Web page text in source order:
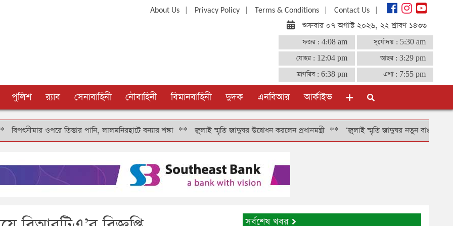
About Us| Privacy Policy| Terms & Conditions| Contact Us|
শুক্রবার ০৭ অগাস্ট ২০২৬, ২২ শ্রাবণ ১৪৩৩
ফজর : 4:08 am সূর্যোদয় : 5:30 am
যোহর : 12:04 pm আছর : 3:29 pm
মাগরিব : 6:38 pm এশা : 7:55 pm
পুলিশ র‍্যাব সেনাবাহিনী নৌবাহিনী বিমানবাহিনী দুদক এনবিআর আর্কাইভ
ওপরে তিস্তার পানি, লালমনিরহাটে বন্যার শঙ্কা**জুলাই স্মৃতি জাদুঘর উদ্বোধন করলেন প্রধানমন্ত্রী**‘জুলাই স্মৃতি জাদুঘর নতুন বাংলাদেশ গঠনের
সর্বশেষ খবর